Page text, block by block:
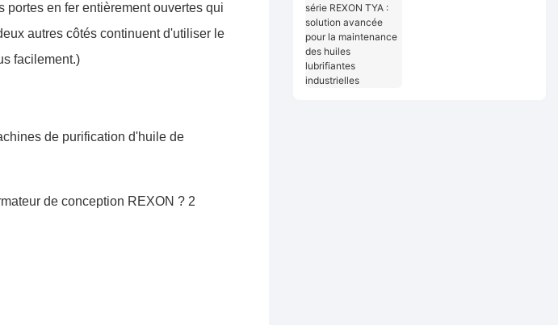
en fer entièrement ouvertes qui
autres côtés continuent d'utiliser le
facilement.)
de purification d'huilede